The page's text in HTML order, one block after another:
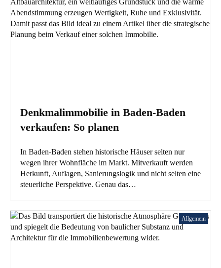
Denkmalimmobilie in Baden-Baden
verkaufen: So planen
In Baden-Baden stehen historische Häuser selten nur
wegen ihrer Wohnfläche im Markt. Mitverkauft werden
Herkunft, Auflagen, Sanierungslogik und nicht selten eine
steuerliche Perspektive. Genau das…
Allgemein